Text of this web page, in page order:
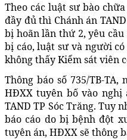
Theo các luật sư bào
đầy đủ thì Chánh án
bị hoãn lần thứ 2, yêu
bị cáo, luật sư và người
không thấy Kiểm sát viên
Thông báo số 735/TB-
HĐXX tuyên bố vào nghị
TAND TP Sóc Trăng. Tuy
báo cáo do bị bệnh đột
tuyên án, HĐXX sẽ thông